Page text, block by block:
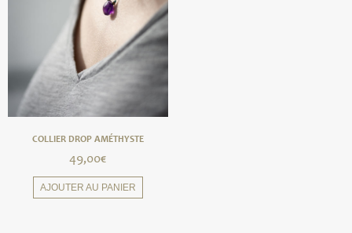
COLLIER DROP AMÉTHYSTE
49,00€
AJOUTER AU PANIER